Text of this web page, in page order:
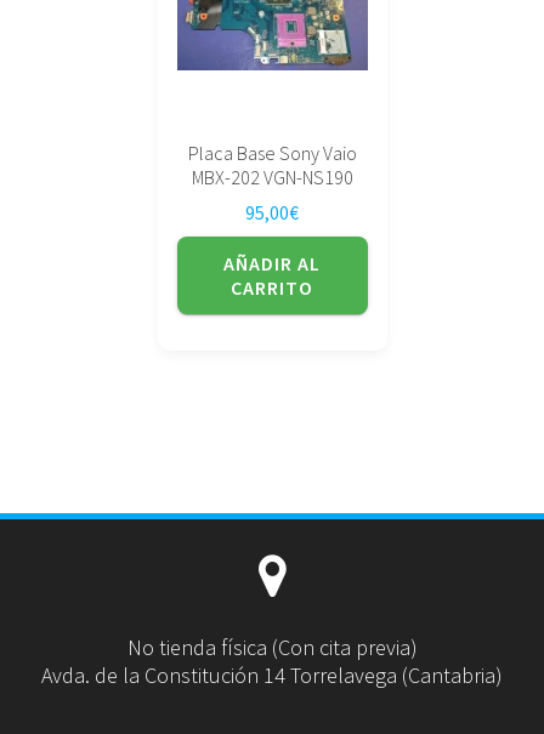
Placa Base Sony Vaio
MBX-202 VGN-NS190
95,00€
AÑADIR AL
CARRITO
No tienda física (Con cita previa)
Avda. de la Constitución 14 Torrelavega (Cantabria)